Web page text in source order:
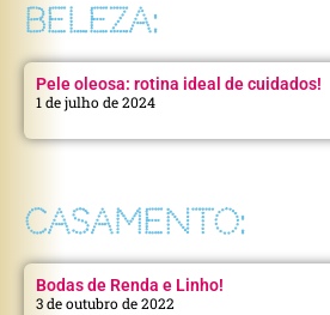
BELEZA:
Pele oleosa: rotina ideal de cuidados!
1 de julho de 2024
CASAMENTO:
Bodas de Renda e Linho!
3 de outubro de 2022